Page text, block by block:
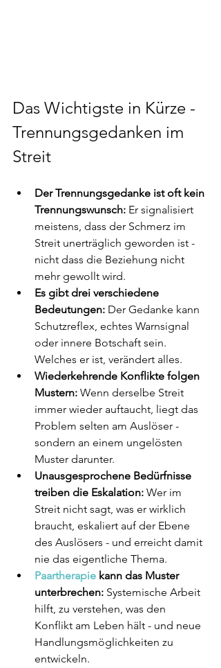
Das Wichtigste in Kürze -
Trennungsgedanken im
Streit
Der Trennungsgedanke ist oft kein
Trennungswunsch: Er signalisiert
meistens, dass der Schmerz im
Streit unerträglich geworden ist -
nicht dass die Beziehung nicht
mehr gewollt wird.
Es gibt drei verschiedene
Bedeutungen: Der Gedanke kann
Schutzreflex, echtes Warnsignal
oder innere Botschaft sein.
Welches er ist, verändert alles.
Wiederkehrende Konflikte folgen
Mustern: Wenn derselbe Streit
immer wieder auftaucht, liegt das
Problem selten am Auslöser -
sondern an einem ungelösten
Muster darunter.
Unausgesprochene Bedürfnisse
treiben die Eskalation: Wer im
Streit nicht sagt, was er wirklich
braucht, eskaliert auf der Ebene
des Auslösers - und erreicht damit
nie das eigentliche Thema.
Paartherapie kann das Muster
unterbrechen: Systemische Arbeit
hilft, zu verstehen, was den
Konflikt am Leben hält - und neue
Handlungsmöglichkeiten zu
entwickeln.